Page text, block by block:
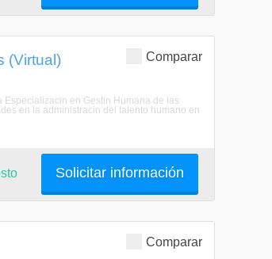
Comparar
(Virtual)
en Gestin Humana de las
en la administracin del talento humano en
Solicitar información
Comparar